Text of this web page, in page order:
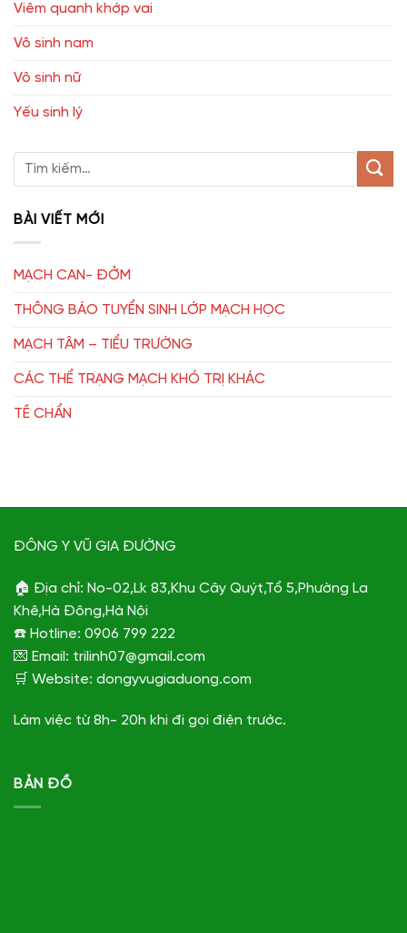
Viêm quanh khớp vai
Vô sinh nam
Vô sinh nữ
Yếu sinh lý
BÀI VIẾT MỚI
MẠCH CAN- ĐỞM
THÔNG BÁO TUYỂN SINH LỚP MẠCH HỌC
MẠCH TÂM – TIỂU TRƯỜNG
CÁC THỂ TRẠNG MẠCH KHÓ TRỊ KHÁC
TỀ CHẨN
ĐÔNG Y VŨ GIA ĐƯỜNG
🏠 Địa chỉ: No-02,Lk 83,Khu Cây Quýt,Tổ 5,Phường La
Khê,Hà Đông,Hà Nội
☎️ Hotline: 0906 799 222
💌 Email: trilinh07@gmail.com
🛒 Website: dongyvugiaduong.com
Làm việc từ 8h- 20h khi đi gọi điện trước.
BẢN ĐỒ